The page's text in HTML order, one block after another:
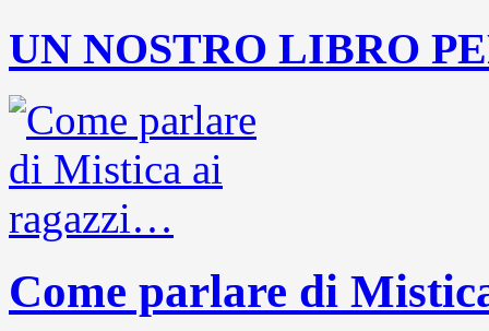
UN NOSTRO LIBRO
Come parlare di